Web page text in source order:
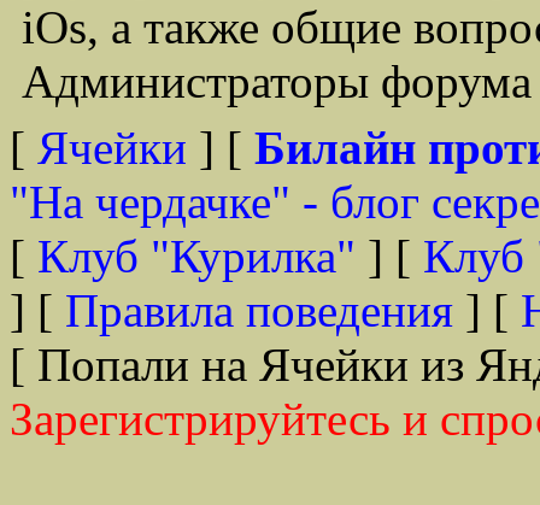
iOs, а также общие
Администраторы
[ Ячейки ] [ Билайн
"На чердачке" - блог
[ Клуб "Курилка" ] [ Клуб
] [ Правила поведения ] [
[ Попали на Ячейки из
Зарегистрируйтесь и